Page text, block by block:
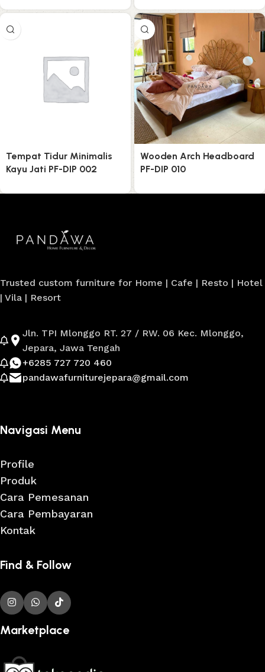
Tempat Tidur Minimalis
Kayu Jati PF-DIP 002
Wooden Arch Headboard
PF-DIP 010
Trusted custom furniture for Home | Cafe | Resto | Hotel
| Vila | Resort
Jln. TPI Mlonggo RT. 27 / RW. 06 Kec. Mlonggo,
Jepara, Jawa Tengah
+6285 727 720 460
pandawafurniturejepara@gmail.com
Navigasi Menu
Profile
Produk
Cara Pemesanan
Cara Pembayaran
Kontak
Find & Follow
Marketplace